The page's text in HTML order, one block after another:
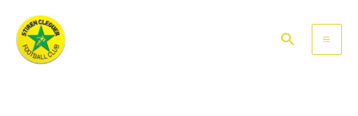
contenu
Rechercher